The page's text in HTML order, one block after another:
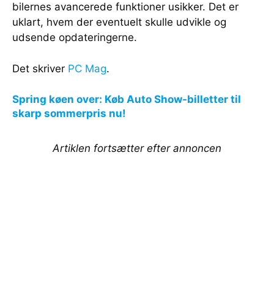
bilernes avancerede funktioner usikker. Det er
uklart, hvem der eventuelt skulle udvikle og
udsende opdateringerne.
Det skriver PC Mag.
Spring køen over: Køb Auto Show-billetter til
skarp sommerpris nu!
Artiklen fortsætter efter annoncen